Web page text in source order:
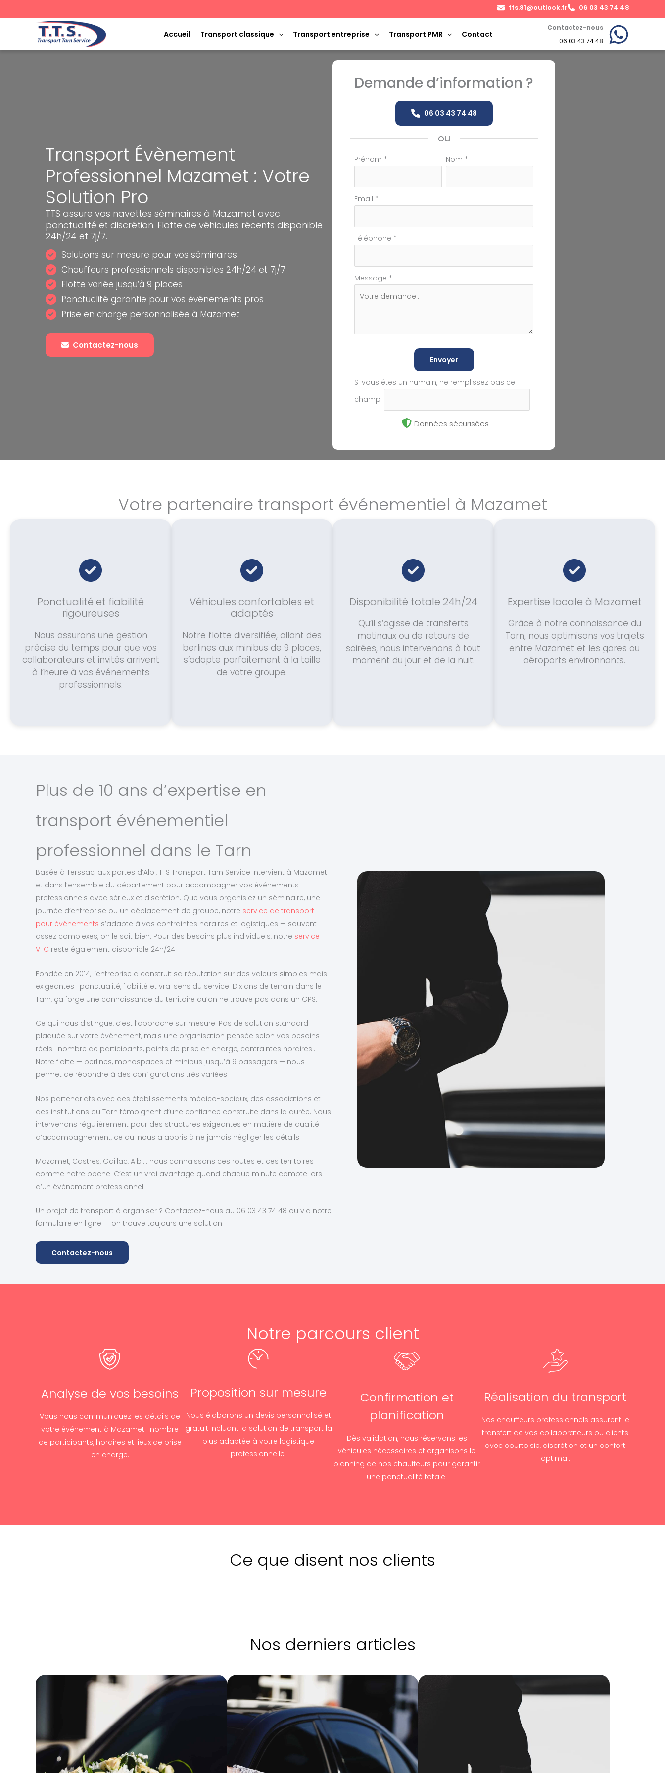
au
tts.81@outlook.fr 06 03 43 74 48
Accueil Transport classique Transport entreprise Transport PMR Contact
Contactez-nous
06 03 43 74 48
Transport Évènement
Professionnel Mazamet : Votre
Solution Pro
TTS assure vos navettes séminaires à Mazamet avec
ponctualité et discrétion. Flotte de véhicules récents disponible
24h/24 et 7j/7.
Solutions sur mesure pour vos séminaires
Chauffeurs professionnels disponibles 24h/24 et 7j/7
Flotte variée jusqu’à 9 places
Ponctualité garantie pour vos événements pros
Prise en charge personnalisée à Mazamet
Contactez-nous
Demande d’information ?
06 03 43 74 48
ou
Formulaire
téléphone
Prénom * Nom *
Email *
Téléphone *
Message *
Envoyer
Si vous êtes un humain, ne remplissez pas ce
champ.
Données sécurisées
Votre partenaire transport événementiel à Mazamet
Ponctualité et fiabilité
rigoureuses
Nous assurons une gestion
précise du temps pour que vos
collaborateurs et invités arrivent
à l’heure à vos événements
professionnels.
Véhicules confortables et
adaptés
Notre flotte diversifiée, allant des
berlines aux minibus de 9 places,
s’adapte parfaitement à la taille
de votre groupe.
Disponibilité totale 24h/24
Qu’il s’agisse de transferts
matinaux ou de retours de
soirées, nous intervenons à tout
moment du jour et de la nuit.
Expertise locale à Mazamet
Grâce à notre connaissance du
Tarn, nous optimisons vos trajets
entre Mazamet et les gares ou
aéroports environnants.
Plus de 10 ans d’expertise en
transport événementiel
professionnel dans le Tarn
Basée à Terssac, aux portes d’Albi, TTS Transport Tarn Service intervient à Mazamet
et dans l’ensemble du département pour accompagner vos événements
professionnels avec sérieux et discrétion. Que vous organisiez un séminaire, une
journée d’entreprise ou un déplacement de groupe, notre service de transport
pour événements s’adapte à vos contraintes horaires et logistiques — souvent
assez complexes, on le sait bien. Pour des besoins plus individuels, notre service
VTC reste également disponible 24h/24.
Fondée en 2014, l’entreprise a construit sa réputation sur des valeurs simples mais
exigeantes : ponctualité, fiabilité et vrai sens du service. Dix ans de terrain dans le
Tarn, ça forge une connaissance du territoire qu’on ne trouve pas dans un GPS.
Ce qui nous distingue, c’est l’approche sur mesure. Pas de solution standard
plaquée sur votre événement, mais une organisation pensée selon vos besoins
réels : nombre de participants, points de prise en charge, contraintes horaires…
Notre flotte — berlines, monospaces et minibus jusqu’à 9 passagers — nous
permet de répondre à des configurations très variées.
Nos partenariats avec des établissements médico-sociaux, des associations et
des institutions du Tarn témoignent d’une confiance construite dans la durée. Nous
intervenons régulièrement pour des structures exigeantes en matière de qualité
d’accompagnement, ce qui nous a appris à ne jamais négliger les détails.
Mazamet, Castres, Gaillac, Albi… nous connaissons ces routes et ces territoires
comme notre poche. C’est un vrai avantage quand chaque minute compte lors
d’un événement professionnel.
Un projet de transport à organiser ? Contactez-nous au 06 03 43 74 48 ou via notre
formulaire en ligne — on trouve toujours une solution.
Contactez-nous
Notre parcours client
Analyse de vos besoins
Vous nous communiquez les détails de
votre événement à Mazamet : nombre
de participants, horaires et lieux de prise
en charge.
Proposition sur mesure
Nous élaborons un devis personnalisé et
gratuit incluant la solution de transport la
plus adaptée à votre logistique
professionnelle.
Confirmation et
planification
Dès validation, nous réservons les
véhicules nécessaires et organisons le
planning de nos chauffeurs pour garantir
une ponctualité totale.
Réalisation du transport
Nos chauffeurs professionnels assurent le
transfert de vos collaborateurs ou clients
avec courtoisie, discrétion et un confort
optimal.
Ce que disent nos clients
Nos derniers articles